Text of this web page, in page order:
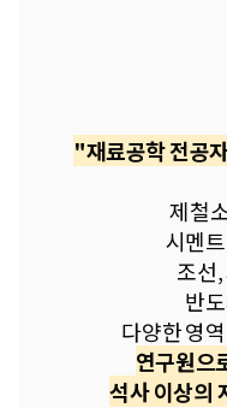
"재료공학 전공
제철
시멘
조선
반
다양한 영
연구원으
석사 이상의